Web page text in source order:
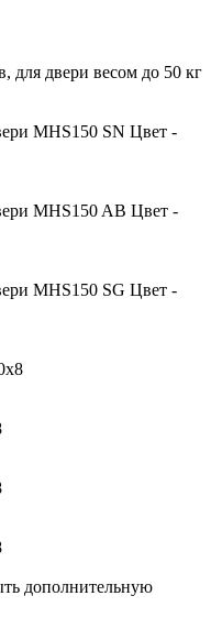
для двери весом до 50 кг
MHS150 SN Цвет -
MHS150 AB Цвет -
MHS150 SG Цвет -
дополнительную